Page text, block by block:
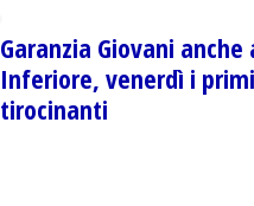
Garanzia Giovani anche
Inferiore, venerdì i
tirocinanti